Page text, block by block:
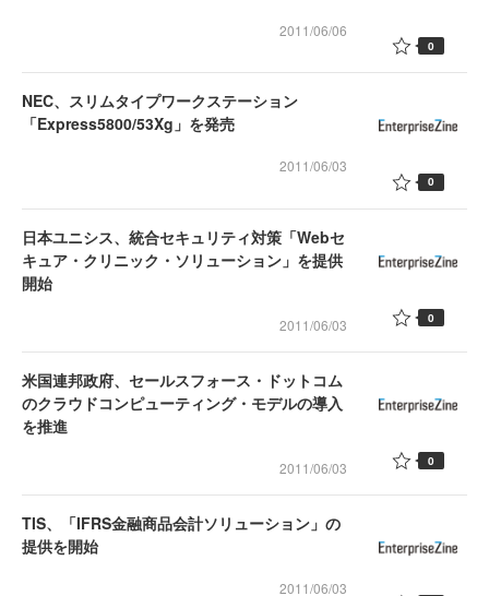
2011/06/06
0
NEC、スリムタイプワークステーション
「Express5800/53Xg」を発売
2011/06/03
0
日本ユニシス、統合セキュリティ対策「Webセ
キュア・クリニック・ソリューション」を提供
開始
2011/06/03 0
米国連邦政府、セールスフォース・ドットコム
のクラウドコンピューティング・モデルの導入
を推進
2011/06/03 0
TIS、「IFRS金融商品会計ソリューション」の
提供を開始
2011/06/03